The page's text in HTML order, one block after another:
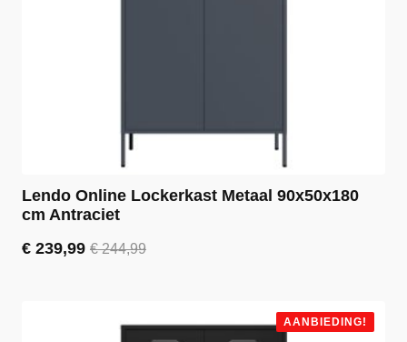
Lendo Online Lockerkast Metaal 90x50x180
cm Antraciet
€244,99
Oorspronkelijke
€ 239,99
Huidige
AANBIEDING!